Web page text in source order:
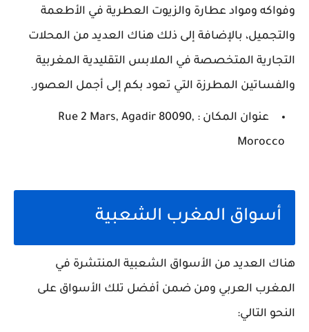
وفواكه ومواد عطارة والزيوت العطرية في الأطعمة
والتجميل، بالإضافة إلى ذلك هناك العديد من المحلات
التجارية المتخصصة في الملابس التقليدية المغربية
والفساتين المطرزة التي تعود بكم إلى أجمل العصور.
عنوان المكان : Rue 2 Mars, Agadir 80090,
Morocco
أسواق المغرب الشعبية
هناك العديد من الأسواق الشعبية المنتشرة في
المغرب العربي ومن ضمن أفضل تلك الأسواق على
النحو التالي: